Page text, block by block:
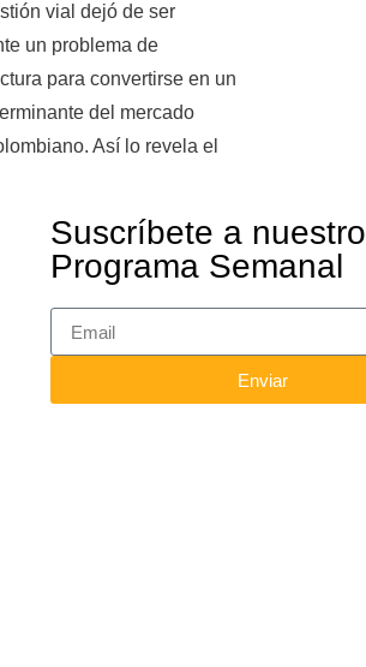
vial dejó de ser
un problema de
para convertirse en un
del mercado
Así lo revela el
Suscríbete a nuestro
Programa Semanal
Enviar